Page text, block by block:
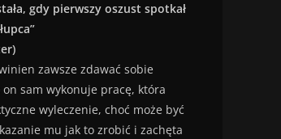
gdy pierwszy oszust spotkał
zawsze zdawać sobie
sam wykonuje pracę, która
wyleczenie, choć może być
mu jak to zrobić i zachęta